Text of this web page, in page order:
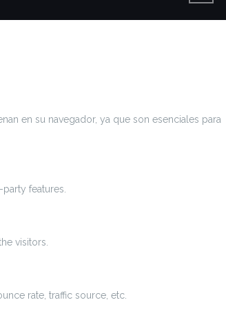
en su navegador, ya que son esenciales para
features.
visitors.
rate, traffic source, etc.